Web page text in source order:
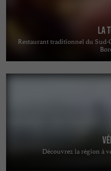
La
Restaurant traditionnel du
Découvrez la région à